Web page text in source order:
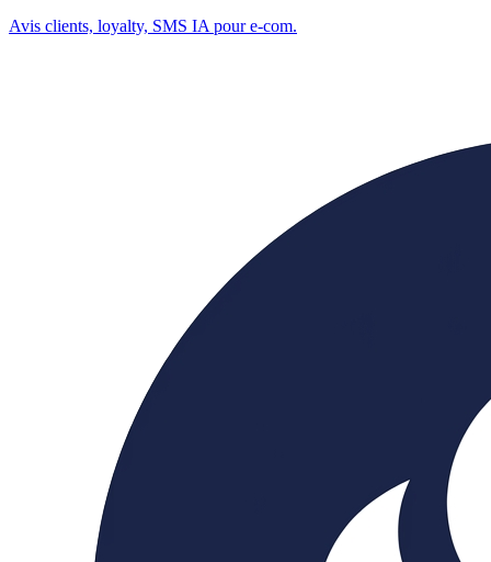
Avis clients, loyalty, SMS IA pour e-com.